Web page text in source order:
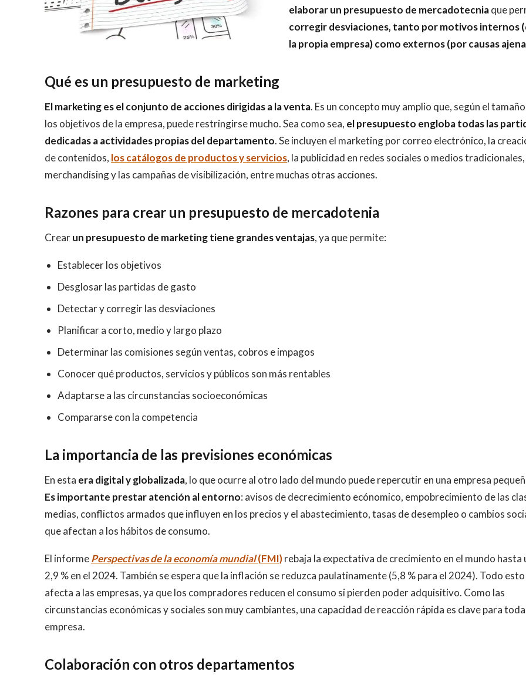
elaborar un presupuesto de mercadotecniaque
corregir desviaciones, tanto por motivos internos
la propia empresa) como externos (por causas
Qué es un presupuesto de marketing
El marketing es el conjunto de acciones dirigidas a la venta. Es un concepto muy amplio que, según el
los objetivos de la empresa, puede restringirse mucho. Sea como sea, el presupuesto engloba todas las
dedicadas a actividades propias del departamento. Se incluyen el marketing por correo electrónico, la
de contenidos, los catálogos de productos y servicios, la publicidad en redes sociales o medios
merchandising y las campañas de visibilización, entre muchas otras acciones.
Razones para crear un presupuesto de mercadotenia
Crearun presupuesto de marketing tiene grandes ventajas, ya que permite:
Establecer los objetivos
Desglosar las partidas de gasto
Detectar y corregir las desviaciones
Planificar a corto, medio y largo plazo
Determinar las comisiones según ventas, cobros e impagos
Conocer qué productos, servicios y públicos son más rentables
Adaptarse a las circunstancias socioeconómicas
Compararse con la competencia
La importancia de las previsiones económicas
En esta era digital y globalizada, lo que ocurre al otro lado del mundo puede repercutir en una empresa
Es importante prestar atención al entorno: avisos de decrecimiento ecónomico, empobrecimiento de las
medias, conflictos armados que influyen en los precios y el abastecimiento, tasas de desempleo o cambios
que afectan a los hábitos de consumo.
El informePerspectivas de la economía mundial(FMI)rebaja la expectativa de crecimiento en el mundo hasta
2,9 % en el 2024. También se espera que la inflación se reduzca paulatinamente (5,8 % para el 2024). Todo esto
afecta a las empresas, ya que los compradores reducen el consumo si pierden poder adquisitivo. Como las
circunstancias económicas y sociales son muy cambiantes, una capacidad de reacción rápida es clave para toda
empresa.
Colaboración con otros departamentos